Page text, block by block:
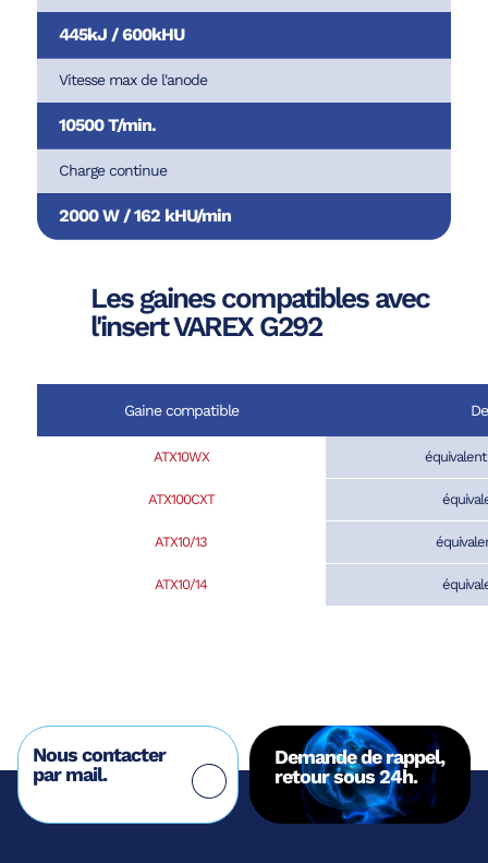
445kJ / 600kHU
Vitesse max de l'anode
10500 T/min.
Charge continue
2000 W / 162 kHU/min
Les gaines compatibles avec
l'insert VAREX G292
Gaine compatible
ATX10WX équivalent
ATX100CXT
ATX10/13
ATX10/14
Nous contacter
par mail.
Demande de rappel,
retour sous 24h.